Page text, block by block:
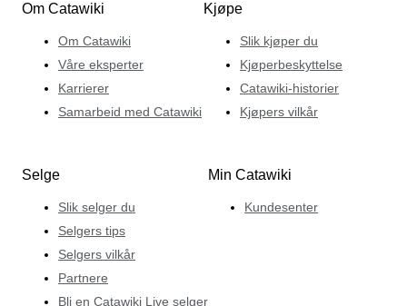
Om Catawiki
Om Catawiki
Våre eksperter
Karrierer
Samarbeid med Catawiki
Kjøpe
Slik kjøper du
Kjøperbeskyttelse
Catawiki-historier
Kjøpers vilkår
Selge
Slik selger du
Selgers tips
Selgers vilkår
Partnere
Bli en Catawiki Live selger
Min Catawiki
Kundesenter